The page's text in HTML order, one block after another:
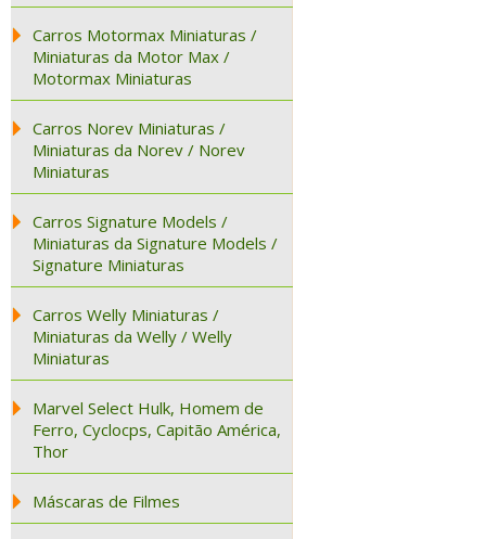
Carros Motormax Miniaturas /
Miniaturas da Motor Max /
Motormax Miniaturas
Carros Norev Miniaturas /
Miniaturas da Norev / Norev
Miniaturas
Carros Signature Models /
Miniaturas da Signature Models /
Signature Miniaturas
Carros Welly Miniaturas /
Miniaturas da Welly / Welly
Miniaturas
Marvel Select Hulk, Homem de
Ferro, Cyclocps, Capitão América,
Thor
Máscaras de Filmes